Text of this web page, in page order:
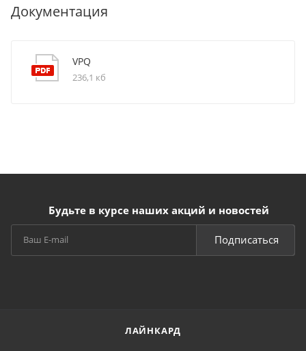
Документация
VPQ
236,1 кб
Будьте в курсе наших акций и новостей
Подписаться
ЛАЙНКАРД